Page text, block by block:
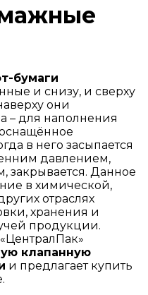
бумаги
и снизу, и сверху
они
– для наполнения
оснащённое
в него засыпается
давлением,
закрывается. Данное
в химической,
отраслях
хранения и
продукции.
«ЦентралПак»
клапанную
и предлагает купить